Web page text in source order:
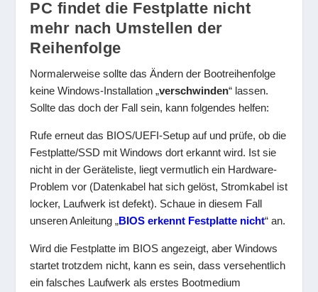
PC findet die Festplatte nicht
mehr nach Umstellen der
Reihenfolge
Normalerweise sollte das Ändern der Bootreihenfolge
keine Windows-Installation „verschwinden“ lassen.
Sollte das doch der Fall sein, kann folgendes helfen:
Rufe erneut das BIOS/UEFI-Setup auf und prüfe, ob die
Festplatte/SSD mit Windows dort erkannt wird. Ist sie
nicht in der Geräteliste, liegt vermutlich ein Hardware-
Problem vor (Datenkabel hat sich gelöst, Stromkabel ist
locker, Laufwerk ist defekt). Schaue in diesem Fall
unseren Anleitung „BIOS erkennt Festplatte nicht“ an.
Wird die Festplatte im BIOS angezeigt, aber Windows
startet trotzdem nicht, kann es sein, dass versehentlich
ein falsches Laufwerk als erstes Bootmedium